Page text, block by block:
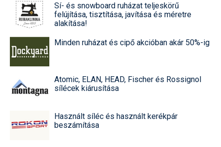
Sí- és snowboard ruházat teljeskörű
felújítása, tisztítása, javítása és méretre
alakítása!
Minden ruházat és cipő akcióban akár 50%-ig
Atomic, ELAN, HEAD, Fischer és Rossignol
sílécek kiárusítása
Használt síléc és használt kerékpár
beszámítása